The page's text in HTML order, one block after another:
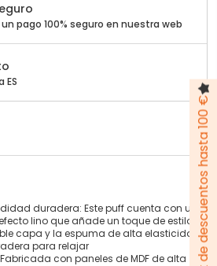
pago 100% seguro en nuestra web
ES
duradera: Este puff cuenta con una
lino que añade un toque de estilo a
capa y la espuma de alta elasticidad
para relajar
con paneles de MDF de alta
Pack de descuentos hasta 100 €